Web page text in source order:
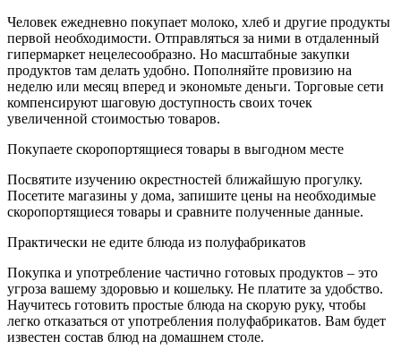
Человек ежедневно покупает молоко, хлеб и другие продукты
первой необходимости. Отправляться за ними в отдаленный
гипермаркет нецелесообразно. Но масштабные закупки
продуктов там делать удобно. Пополняйте провизию на
неделю или месяц вперед и экономьте деньги. Торговые сети
компенсируют шаговую доступность своих точек
увеличенной стоимостью товаров.
Покупаете скоропортящиеся товары в выгодном месте
Посвятите изучению окрестностей ближайшую прогулку.
Посетите магазины у дома, запишите цены на необходимые
скоропортящиеся товары и сравните полученные данные.
Практически не едите блюда из полуфабрикатов
Покупка и употребление частично готовых продуктов – это
угроза вашему здоровью и кошельку. Не платите за удобство.
Научитесь готовить простые блюда на скорую руку, чтобы
легко отказаться от употребления полуфабрикатов. Вам будет
известен состав блюд на домашнем столе.